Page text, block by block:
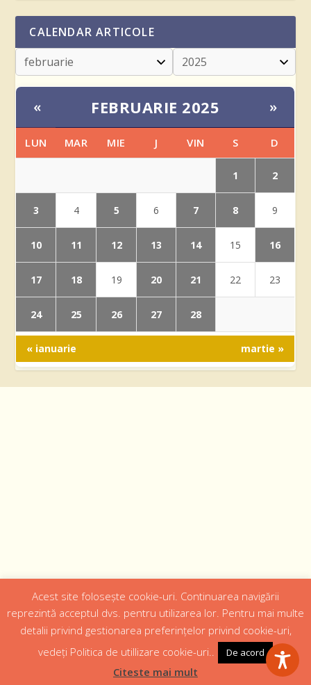
CALENDAR ARTICOLE
« FEBRUARIE 2025 »
LUN MAR MIE J VIN S D
1 2
3 4 5 6 7 8 9
10 11 12 13 14 15 16
17 18 19 20 21 22 23
24 25 26 27 28
« ianuarie martie »
Designed by
Istoric Episcopul Institutii Media
Cateheza
Parteneri
Politică confidențialitate
Acest site folosește cookie-uri. Continuarea navigării
reprezintă acceptul dvs. pentru utilizarea lor. Pentru mai multe
detalii privind gestionarea preferințelor privind cookie-uri,
vedeți Politica de utillizare cookie-uri..
De acord
Citeste mai mult